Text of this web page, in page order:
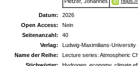
Datum:
2026
Open Access:
Nein
Seitenanzahl:
40
Verlag:
Ludwig-Maximilians-University
Name der Reihe:
Lecture series: Atmospheric